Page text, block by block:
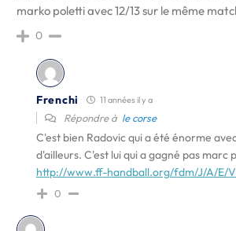
marko poletti avec 12/13 sur le même
0
Frenchi 11 années il y a
Répondre à le corse
C'est bien Radovic qui a été énorme avec
d'ailleurs. C'est lui qui a gagné pas marc
http://www.ff-handball.org/fdm/J/A/E/
0